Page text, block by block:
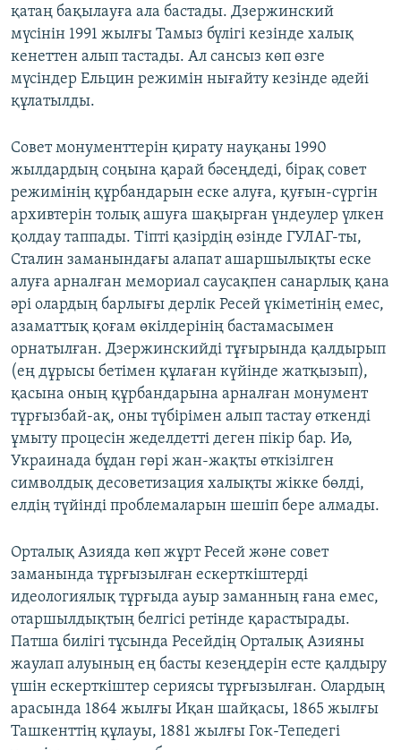
қатаң бақылауға ала бастады. Дзержинский
мүсінін 1991 жылғы Тамыз бүлігі кезінде халық
кенеттен алып тастады. Ал сансыз көп өзге
мүсіндер Ельцин режимін нығайту кезінде әдейі
құлатылды.
Совет монументтерін қирату науқаны 1990
жылдардың соңына қарай бәсеңдеді, бірақ совет
режимінің құрбандарын еске алуға, қуғын-сүргін
архивтерін толық ашуға шақырған үндеулер үлкен
қолдау таппады. Тіпті қазірдің өзінде ГУЛАГ-ты,
Сталин заманындағы алапат ашаршылықты еске
алуға арналған мемориал саусақпен санарлық қана
әрі олардың барлығы дерлік Ресей үкіметінің емес,
азаматтық қоғам өкілдерінің бастамасымен
орнатылған. Дзержинскийді тұғырында қалдырып
(ең дұрысы бетімен құлаған күйінде жатқызып),
қасына оның құрбандарына арналған монумент
тұрғызбай-ақ, оны түбірімен алып тастау өткенді
ұмыту процесін жеделдетті деген пікір бар. Иә,
Украинада бұдан гөрі жан-жақты өткізілген
символдық десоветизация халықты жікке бөлді,
елдің түйінді проблемаларын шешіп бере алмады.
Орталық Азияда көп жұрт Ресей және совет
заманында тұрғызылған ескерткіштерді
идеологиялық тұрғыда ауыр заманның ғана емес,
отаршылдықтың белгісі ретінде қарастырады.
Патша билігі тұсында Ресейдің Орталық Азияны
жаулап алуының ең басты кезеңдерін есте қалдыру
үшін ескерткіштер сериясы тұрғызылған. Олардың
арасында 1864 жылғы Иқан шайқасы, 1865 жылғы
Ташкенттің құлауы, 1881 жылғы Гок-Тепедегі